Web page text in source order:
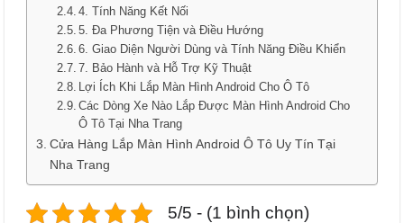
4. Tính Năng Kết Nối
5. Đa Phương Tiện và Điều Hướng
6. Giao Diện Người Dùng và Tính Năng Điều Khiển
7. Bảo Hành và Hỗ Trợ Kỹ Thuật
Lợi Ích Khi Lắp Màn Hình Android Cho Ô Tô
Các Dòng Xe Nào Lắp Được Màn Hình Android Cho
Ô Tô Tại Nha Trang
Cửa Hàng Lắp Màn Hình Android Ô Tô Uy Tín Tại
Nha Trang
5/5 - (1 bình chọn)